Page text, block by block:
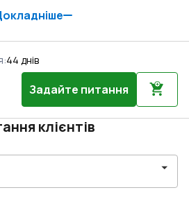
:44 днів
Задайте питання
клієнтів